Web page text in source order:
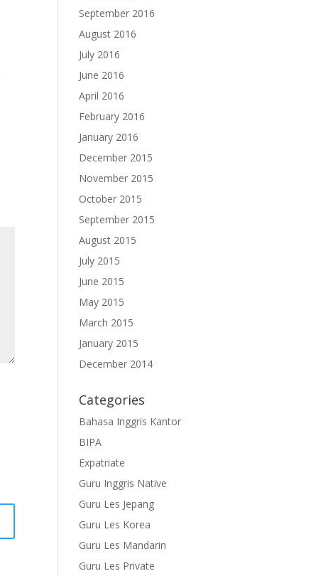
September 2016
August 2016
July 2016
June 2016
April 2016
February 2016
January 2016
December 2015
November 2015
October 2015
September 2015
August 2015
July 2015
June 2015
May 2015
March 2015
January 2015
December 2014
Categories
Bahasa Inggris Kantor
BIPA
Expatriate
Guru Inggris Native
Guru Les Jepang
Guru Les Korea
Guru Les Mandarin
Guru Les Private